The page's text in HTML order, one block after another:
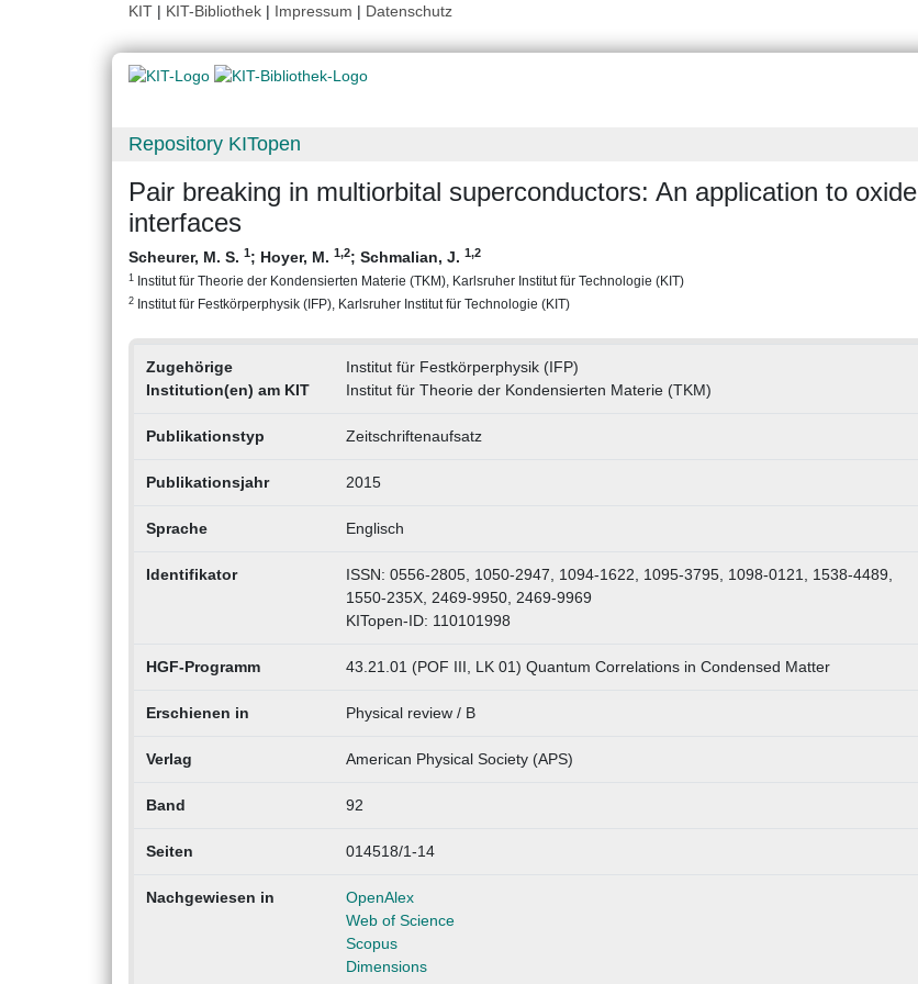
KIT | KIT-Bibliothek | Impressum | Datenschutz
Repository KITopen
Pair breaking in multiorbital superconductors: An application to oxide
interfaces
Scheurer, M. S. 1; Hoyer, M. 1,2; Schmalian, J. 1,2
1 Institut für Theorie der Kondensierten Materie (TKM), Karlsruher Institut für Technologie (KIT)
2 Institut für Festkörperphysik (IFP), Karlsruher Institut für Technologie (KIT)
Zugehörige
Institution(en) am KIT
Institut für Festkörperphysik (IFP)
Institut für Theorie der Kondensierten Materie (TKM)
Publikationstyp Zeitschriftenaufsatz
Publikationsjahr 2015
Sprache Englisch
Identifikator
ISSN: 0556-2805, 1050-2947, 1094-1622, 1095-3795, 1098-0121, 1538-4489,
1550-235X, 2469-9950, 2469-9969
KITopen-ID: 110101998
HGF-Programm 43.21.01 (POF III, LK 01) Quantum Correlations in Condensed Matter
Erschienen in Physical review / B
Verlag American Physical Society (APS)
Band 92
Seiten 014518/1-14
Nachgewiesen in
OpenAlex
Web of Science
Scopus
Dimensions